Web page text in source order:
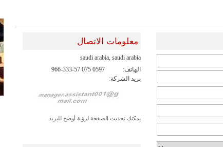
معلومات الاتصال
saudi arabia, saudi arabia
الهاتف:
966-333-57 075 0597
بريد الشركة:
يمكنك تحديث الصفحة لرؤية أوضح للبريد